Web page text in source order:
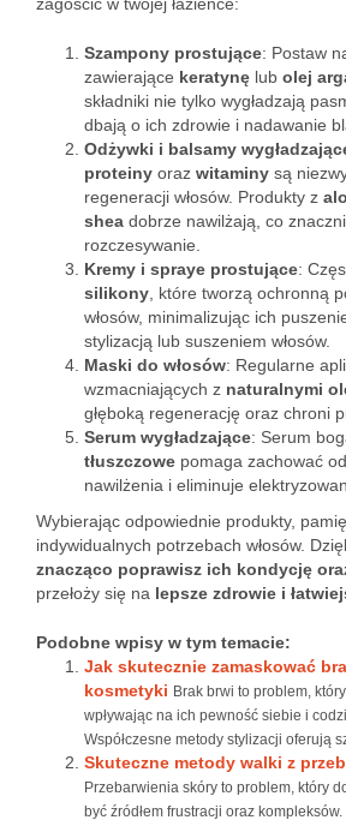
Szampony prostujące: Postaw
zawierające keratynę lub olej
składniki nie tylko wygładzają
dbają o ich zdrowie i nadawanie
Odżywki i balsamy
proteiny oraz witaminy są
regeneracji włosów. Produkty z
shea dobrze nawilżają, co
rozczesywanie.
Kremy i spraye prostujące:
silikony , które tworzą ochronną
włosów, minimalizując ich
stylizacją lub suszeniem włosów.
Maski do włosów: Regularne
wzmacniających z naturalnymi
głęboką regenerację oraz chroni
Serum wygładzające: Serum
tłuszczowe pomaga zachować
nawilżenia i eliminuje
Wybierając odpowiednie produkty,
indywidualnych potrzebach włosów.
znacząco poprawisz ich kondycję
przełoży się na lepsze zdrowie i
Podobne wpisy w tym temacie:
Jak skutecznie zamaskować
kosmetyki Brak brwi to problem,
wpływając na ich pewność siebie i
Współczesne metody stylizacji oferują
Skuteczne metody walki z
Przebarwienia skóry to problem, który
być źródłem frustracji oraz